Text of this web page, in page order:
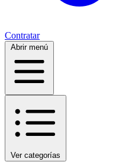
Contratar
Abrir menú
Ver categorías